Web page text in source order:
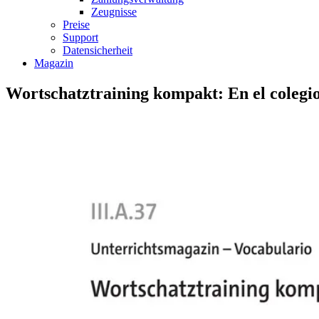
Zeugnisse
Preise
Support
Datensicherheit
Magazin
Wortschatztraining kompakt: En el